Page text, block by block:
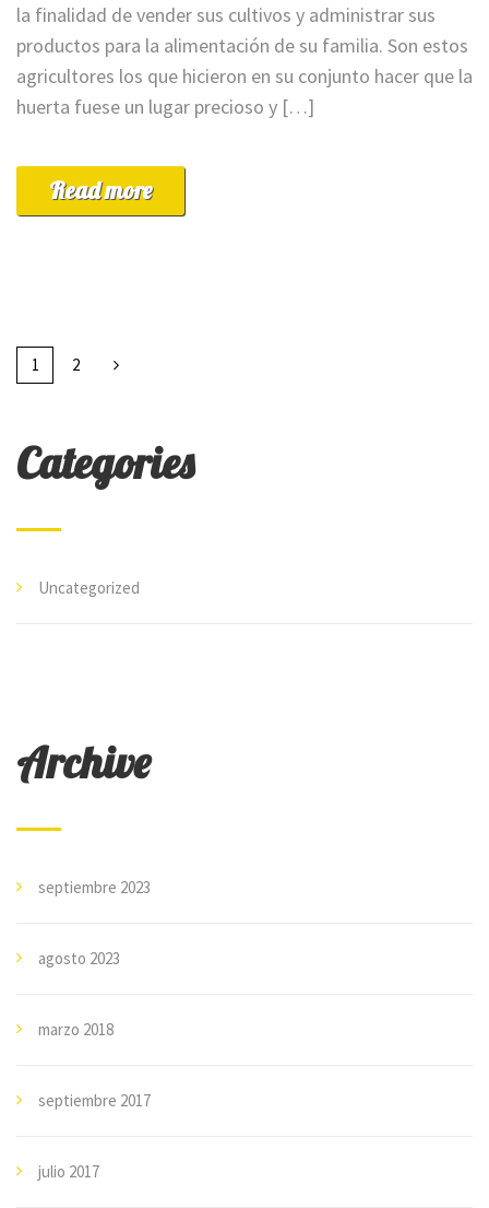
la finalidad de vender sus cultivos y administrar sus
productos para la alimentación de su familia. Son estos
agricultores los que hicieron en su conjunto hacer que la
huerta fuese un lugar precioso y […]
Read more
1 2
Categories
Uncategorized
Archive
septiembre 2023
agosto 2023
marzo 2018
septiembre 2017
julio 2017